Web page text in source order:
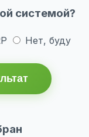
системой?
Нет, буду